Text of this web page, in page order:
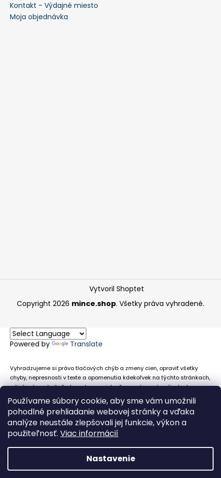
Používame súbory cookie, aby sme vám umožnili
pohodlné prehliadanie webovej stránky a vďaka
analýze neustále zlepšovali jej funkcie, výkon a
použiteľnosť. Viac informácií
Nastavenie
Kontakt - Výdajné miesto
Moja objednávka
Vytvoril Shoptet
Copyright 2026 mince.shop. Všetky práva vyhradené.
Powered by Translate
Vyhradzujeme si právo tlačových chýb a zmeny cien, opraviť všetky
chyby, nepresnosti v texte a opomenutia kdekoľvek na týchto stránkach,
a tiež právo akejkoľvek osobe zamietnuť neoprávnenú požiadavku na
chybne uvedený text. Na stránkach sa môžu vyskytnúť technické
nepresnosti a typografické chyby alebo opomenutia v súvislosti s
informáciami zobrazenými na týchto stránkach, nevyplýva nám žiadna
povinnosť ani zodpovednosť v prípade, že sa spoliehajú na nepresné
informácie poskytované na týchto stránkach.